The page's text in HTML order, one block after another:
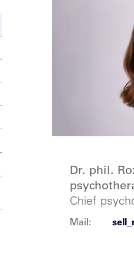
Dr. phil.
Chief
Mail: